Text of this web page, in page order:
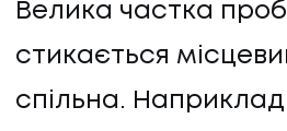
Велика частка
стикається
спільна.